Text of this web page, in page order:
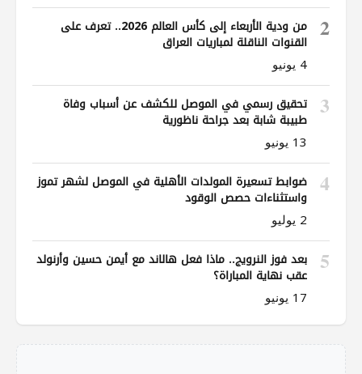
2 من ودية الأربعاء إلى كأس العالم 2026.. تعرف على
القنوات الناقلة لمباريات العراق
4 يونيو
3 تحقيق رسمي في الموصل للكشف عن أسباب وفاة
طبيبة شابة بعد جراحة ناظورية
13 يونيو
4 ضوابط تسعيرة المولدات الأهلية في الموصل لشهر تموز
واستثناءات حصص الوقود
2 يوليو
5 بعد فوز النرويج.. ماذا فعل هالاند مع أيمن حسين وأرنولد
عقب نهاية المباراة؟
17 يونيو